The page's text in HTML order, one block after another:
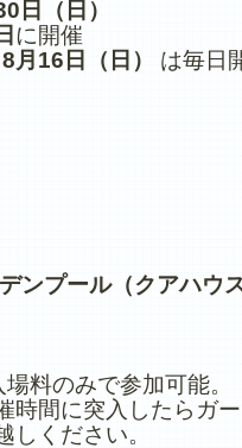
日（日）
に開催
月16日（日）
は毎日
ンプール（クアハウ
料のみで参加可能。
時間に突入したらガ
しください。